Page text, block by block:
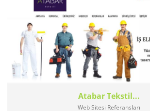
Atabar Tekstil...
Web Sitesi Referansları